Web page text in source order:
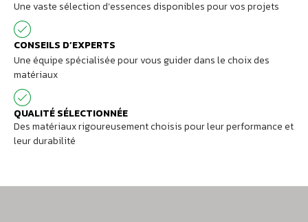
Une vaste sélection d’essences disponibles pour vos projets
CONSEILS D’EXPERTS
Une équipe spécialisée pour vous guider dans le choix des
matériaux
QUALITÉ SÉLECTIONNÉE
Des matériaux rigoureusement choisis pour leur performance et
leur durabilité